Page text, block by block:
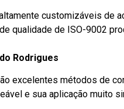
customizáveis de
qualidade de ISO-9002
Rodrigues
excelentes métodos de
e sua aplicação muito